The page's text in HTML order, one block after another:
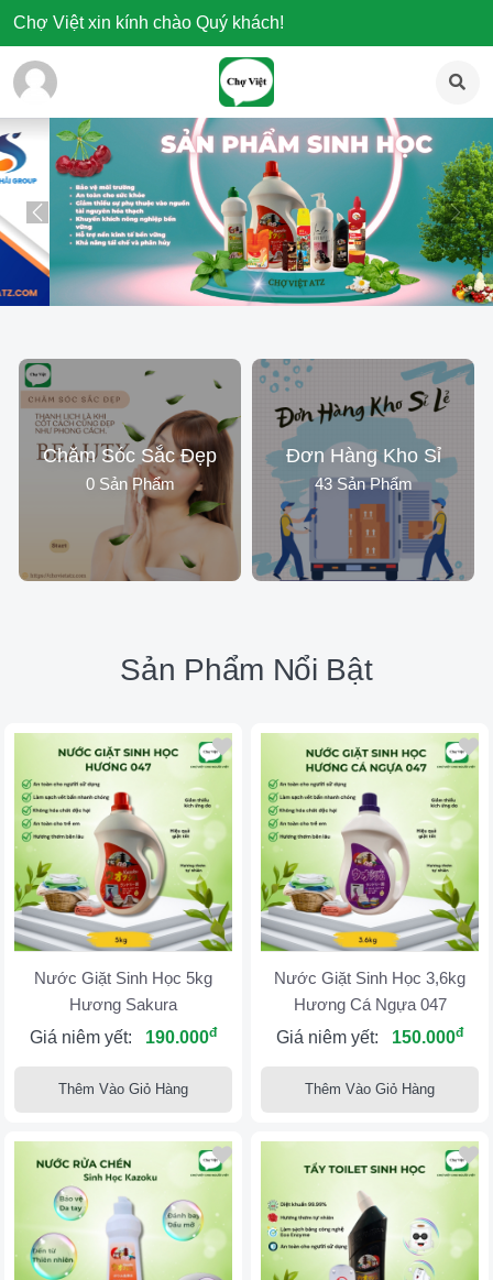
Chợ Việt xin kính chào Quý khách!
Previous Next
Chăm Sóc Sắc Đẹp
0 Sản Phẩm
Đơn Hàng Kho Sỉ
43 Sản Phẩm
Sản Phẩm Nổi Bật
Nước Giặt Sinh Học 5kg
Hương Sakura
Giá niêm yết: 190.000đ
Thêm Vào Giỏ Hàng
Nước Giặt Sinh Học 3,6kg
Hương Cá Ngựa 047
Giá niêm yết: 150.000đ
Thêm Vào Giỏ Hàng